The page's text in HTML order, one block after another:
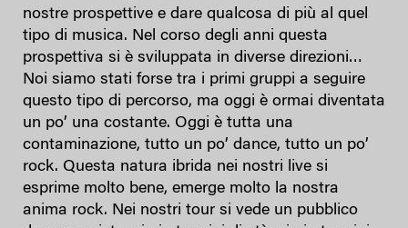
nostre prospettive e dare qualcosa di più al quel
tipo di musica. Nel corso degli anni questa
prospettiva si è sviluppata in diverse direzioni…
Noi siamo stati forse tra i primi gruppi a seguire
questo tipo di percorso, ma oggi è ormai diventata
un po’ una costante. Oggi è tutta una
contaminazione, tutto un po’ dance, tutto un po’
rock. Questa natura ibrida nei nostri live si
esprime molto bene, emerge molto la nostra
anima rock. Nei nostri tour si vede un pubblico